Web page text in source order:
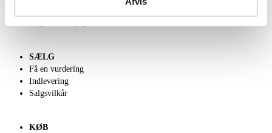
SÆLG
Få en vurdering
Indlevering
Salgsvilkår
KØB